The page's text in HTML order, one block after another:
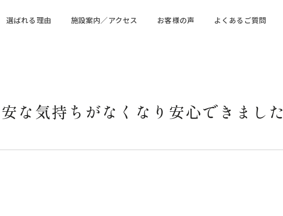
選ばれる理由 施設案内／アクセス お客様の声 よくあるご質問
な気持ちがなくなり安心できました